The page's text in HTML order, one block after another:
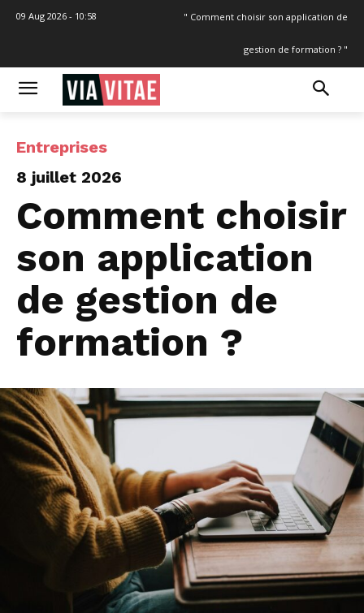
09 Aug 2026 - 10:58 " Comment choisir son application de
gestion de formation ? "
Entreprises
8 juillet 2026
Comment choisir
son application
de gestion de
formation ?